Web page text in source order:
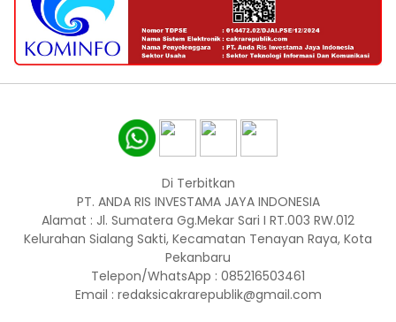
Di Terbitkan
PT. ANDA RIS INVESTAMA JAYA INDONESIA
Alamat : Jl. Sumatera Gg.Mekar Sari I RT.003 RW.012
Kelurahan Sialang Sakti, Kecamatan Tenayan Raya, Kota
Pekanbaru
Telepon/WhatsApp : 085216503461
Email : redaksicakrarepublik@gmail.com